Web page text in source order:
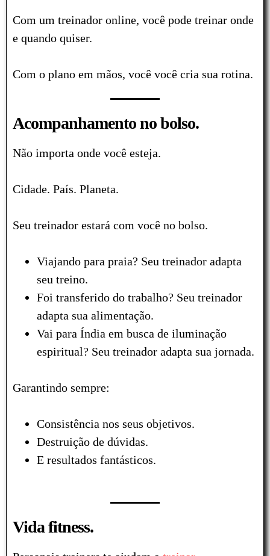
Com um treinador online, você pode treinar onde
e quando quiser.
Com o plano em mãos, você você cria sua rotina.
Acompanhamento no bolso.
Não importa onde você esteja.
Cidade. País. Planeta.
Seu treinador estará com você no bolso.
Viajando para praia? Seu treinador adapta
seu treino.
Foi transferido do trabalho? Seu treinador
adapta sua alimentação.
Vai para Índia em busca de iluminação
espiritual? Seu treinador adapta sua jornada.
Garantindo sempre:
Consistência nos seus objetivos.
Destruição de dúvidas.
E resultados fantásticos.
Vida fitness.